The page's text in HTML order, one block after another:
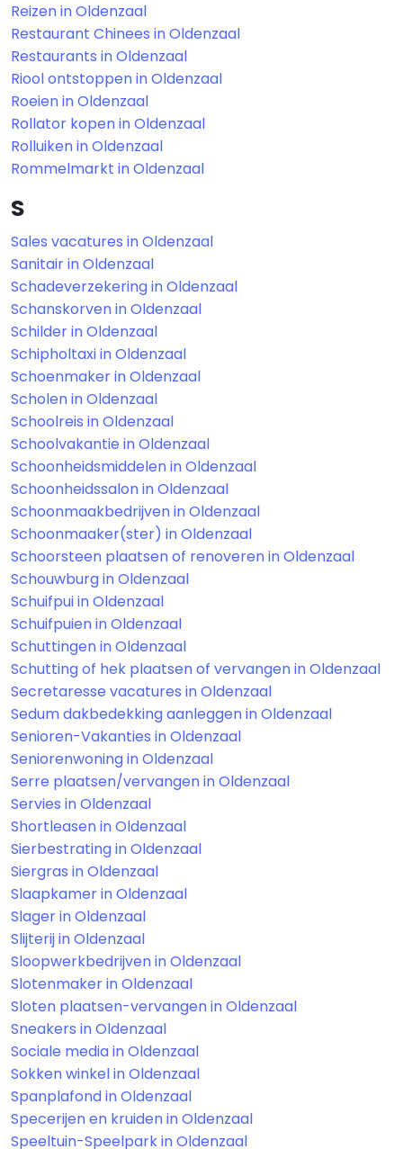
Reizen in Oldenzaal
Restaurant Chinees in Oldenzaal
Restaurants in Oldenzaal
Riool ontstoppen in Oldenzaal
Roeien in Oldenzaal
Rollator kopen in Oldenzaal
Rolluiken in Oldenzaal
Rommelmarkt in Oldenzaal
S
Sales vacatures in Oldenzaal
Sanitair in Oldenzaal
Schadeverzekering in Oldenzaal
Schanskorven in Oldenzaal
Schilder in Oldenzaal
Schipholtaxi in Oldenzaal
Schoenmaker in Oldenzaal
Scholen in Oldenzaal
Schoolreis in Oldenzaal
Schoolvakantie in Oldenzaal
Schoonheidsmiddelen in Oldenzaal
Schoonheidssalon in Oldenzaal
Schoonmaakbedrijven in Oldenzaal
Schoonmaaker(ster) in Oldenzaal
Schoorsteen plaatsen of renoveren in Oldenzaal
Schouwburg in Oldenzaal
Schuifpui in Oldenzaal
Schuifpuien in Oldenzaal
Schuttingen in Oldenzaal
Schutting of hek plaatsen of vervangen in Oldenzaal
Secretaresse vacatures in Oldenzaal
Sedum dakbedekking aanleggen in Oldenzaal
Senioren-Vakanties in Oldenzaal
Seniorenwoning in Oldenzaal
Serre plaatsen/vervangen in Oldenzaal
Servies in Oldenzaal
Shortleasen in Oldenzaal
Sierbestrating in Oldenzaal
Siergras in Oldenzaal
Slaapkamer in Oldenzaal
Slager in Oldenzaal
Slijterij in Oldenzaal
Sloopwerkbedrijven in Oldenzaal
Slotenmaker in Oldenzaal
Sloten plaatsen-vervangen in Oldenzaal
Sneakers in Oldenzaal
Sociale media in Oldenzaal
Sokken winkel in Oldenzaal
Spanplafond in Oldenzaal
Specerijen en kruiden in Oldenzaal
Speeltuin-Speelpark in Oldenzaal